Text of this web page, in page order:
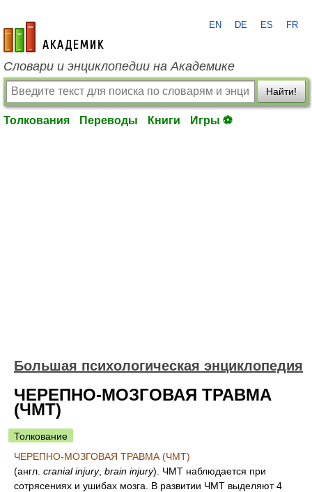
academic.ru
EN DE ES FR
Словари и энциклопедии на Академике
Найти!
Толкования Переводы Книги Игры ⚽
Большая психологическая энциклопедия
ЧЕРЕПНО-МОЗГОВАЯ ТРАВМА
(ЧМТ)
Толкование
ЧЕРЕПНО-МОЗГОВАЯ ТРАВМА (ЧМТ)
(англ. cranial injury, brain injury). ЧМТ наблюдается при
сотрясениях и ушибах мозга. В развитии ЧМТ выделяют 4